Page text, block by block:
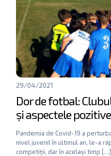
29/04/2021
Dor de fotbal:
și aspectele
Pandemia de Covid-19 a
nivel juvenil în ultimul an, le-a
competiții, dar în același timp […]